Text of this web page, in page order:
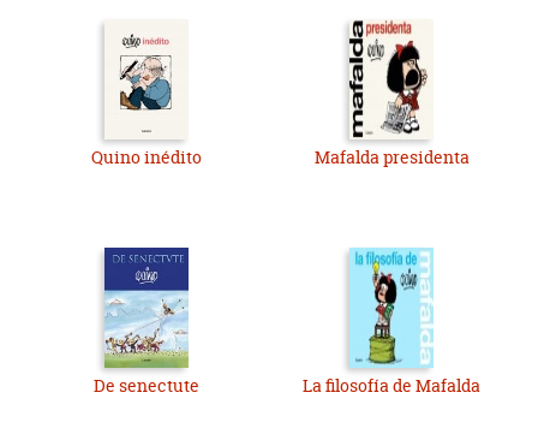
Quino inédito Mafalda presidenta
De senectute La filosofía de Mafalda